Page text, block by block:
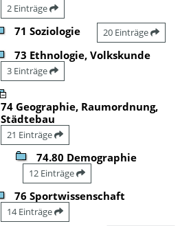
2 Einträge
71 Soziologie 20 Einträge
73 Ethnologie, Volkskunde
3 Einträge
74 Geographie, Raumordnung,
Städtebau
21 Einträge
74.80 Demographie
12 Einträge
76 Sportwissenschaft
14 Einträge